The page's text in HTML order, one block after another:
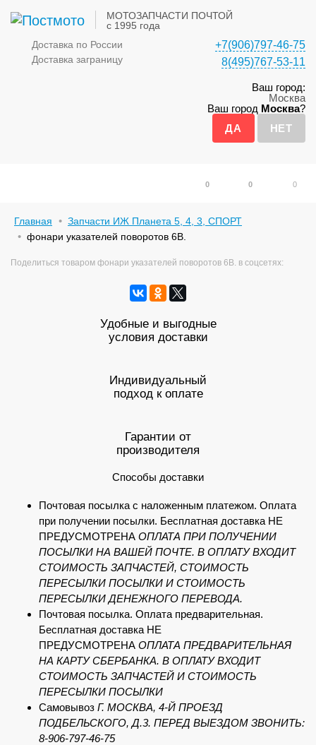
МОТОЗАПЧАСТИ ПОЧТОЙ
с 1995 года
Доставка по России
Доставка заграницу
+7(906)797-46-75
8(495)767-53-11
Ваш город:
Москва
Ваш город Москва?
0
0 0
Главная
Запчасти ИЖ Планета 5, 4, 3, СПОРТ
фонари указателей поворотов 6В.
Поделиться товаром фонари указателей поворотов 6В. в соцсетях:
Удобные и выгодные
условия доставки
Индивидуальный
подход к оплате
Гарантии от
производителя
Способы доставки
Почтовая посылка с наложенным платежом. Оплата
при получении посылки. Бесплатная доставка НЕ
ПРЕДУСМОТРЕНА ОПЛАТА ПРИ ПОЛУЧЕНИИ
ПОСЫЛКИ НА ВАШЕЙ ПОЧТЕ. В ОПЛАТУ ВХОДИТ
СТОИМОСТЬ ЗАПЧАСТЕЙ, СТОИМОСТЬ
ПЕРЕСЫЛКИ ПОСЫЛКИ И СТОИМОСТЬ
ПЕРЕСЫЛКИ ДЕНЕЖНОГО ПЕРЕВОДА.
Почтовая посылка. Оплата предварительная.
Бесплатная доставка НЕ
ПРЕДУСМОТРЕНА ОПЛАТА ПРЕДВАРИТЕЛЬНАЯ
НА КАРТУ СБЕРБАНКА. В ОПЛАТУ ВХОДИТ
СТОИМОСТЬ ЗАПЧАСТЕЙ И СТОИМОСТЬ
ПЕРЕСЫЛКИ ПОСЫЛКИ
Самовывоз Г. МОСКВА, 4-Й ПРОЕЗД
ПОДБЕЛЬСКОГО, Д.3. ПЕРЕД ВЫЕЗДОМ ЗВОНИТЬ:
8-906-797-46-75